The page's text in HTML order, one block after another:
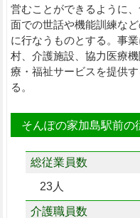
営むことができるように
面での世話や機能訓練な
に行なうものとする。事
村、介護施設、協力医療
療・福祉サービスを提供
る。
そんぽの家加島駅前の
総従業員数
23人
介護職員数